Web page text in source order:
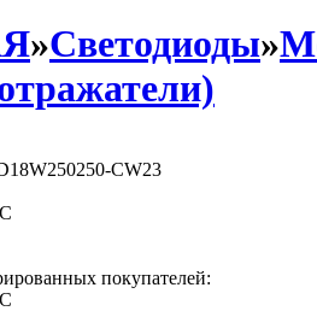
»Светодиоды»
CW23
покупателей: